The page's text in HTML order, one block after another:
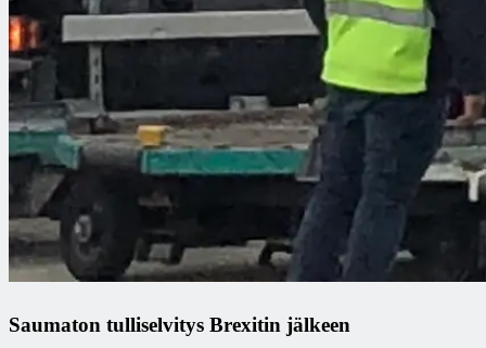
Saumaton tulliselvitys Brexitin jälkeen